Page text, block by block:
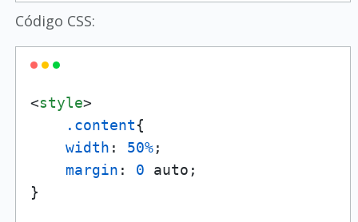
Código CSS:
<style>
.content{
width : 50%;
margin : 0 auto;
}